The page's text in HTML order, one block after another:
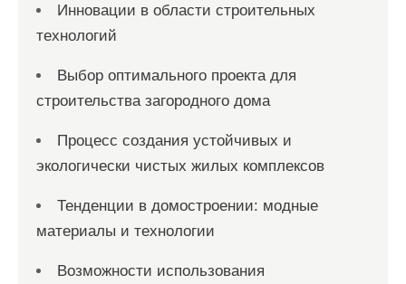
Инновации в области строительных
технологий
Выбор оптимального проекта для
строительства загородного дома
Процесс создания устойчивых и
экологически чистых жилых комплексов
Тенденции в домостроении: модные
материалы и технологии
Возможности использования